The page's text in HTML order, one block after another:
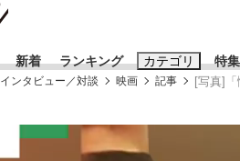
新着 ランキング カテゴリ 特集
インタビュー／対談 映画 記事 [写真]